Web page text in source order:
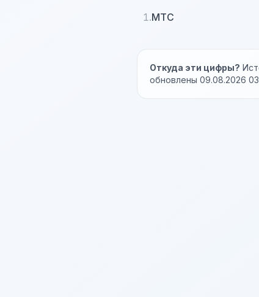
1.МТС
Откуда эти цифры?
обновлены 09.08.2026